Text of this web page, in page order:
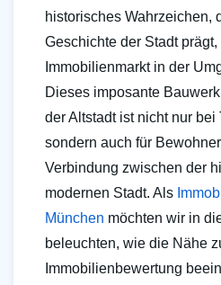
historisches Wahrzeichen,
Geschichte der Stadt
Immobilienmarkt in der
Dieses imposante
der Altstadt ist nicht nur bei
sondern auch für
Verbindung zwischen der
modernen Stadt. Als
München möchten wir in
beleuchten, wie die Nähe
Immobilienbewertung